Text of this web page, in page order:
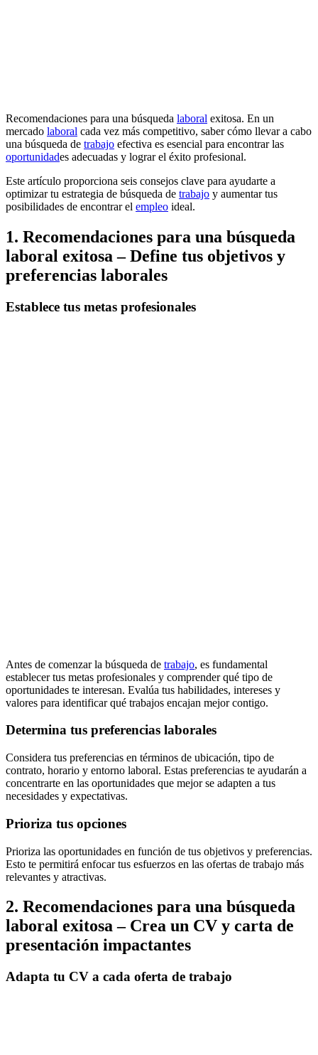
Recomendaciones para una búsqueda laboral exitosa. En un
mercado laboral cada vez más competitivo, saber cómo llevar a cabo
una búsqueda de trabajo efectiva es esencial para encontrar las
oportunidades adecuadas y lograr el éxito profesional.
Este artículo proporciona seis consejos clave para ayudarte a
optimizar tu estrategia de búsqueda de trabajo y aumentar tus
posibilidades de encontrar el empleo ideal.
1. Recomendaciones para una búsqueda
laboral exitosa – Define tus objetivos y
preferencias laborales
Establece tus metas profesionales
Antes de comenzar la búsqueda de trabajo, es fundamental
establecer tus metas profesionales y comprender qué tipo de
oportunidades te interesan. Evalúa tus habilidades, intereses y
valores para identificar qué trabajos encajan mejor contigo.
Determina tus preferencias laborales
Considera tus preferencias en términos de ubicación, tipo de
contrato, horario y entorno laboral. Estas preferencias te ayudarán a
concentrarte en las oportunidades que mejor se adapten a tus
necesidades y expectativas.
Prioriza tus opciones
Prioriza las oportunidades en función de tus objetivos y preferencias.
Esto te permitirá enfocar tus esfuerzos en las ofertas de trabajo más
relevantes y atractivas.
2. Recomendaciones para una búsqueda
laboral exitosa – Crea un CV y carta de
presentación impactantes
Adapta tu CV a cada oferta de trabajo